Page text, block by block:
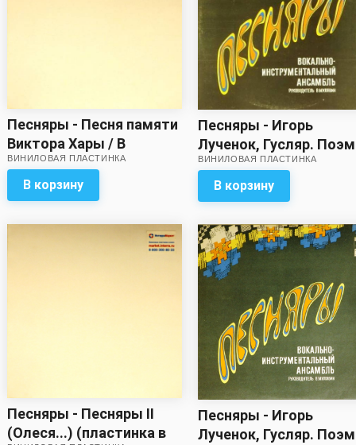
Песняры - Песня памяти
Виктора Хары / В
воскресенье, раненько.
Парень пашню пашет
ВИНИЛОВАЯ ПЛАСТИНКА
В корзину
Песняры - Игорь
Лученок, Гусляр.
легенда по
произведению Янки
Купалы Курган
ВИНИЛОВАЯ ПЛАСТИНКА
В корзину
Песняры - Песняры II
(Олеся...) (пластинка в
Песняры - Игорь
Лученок, Гусляр.